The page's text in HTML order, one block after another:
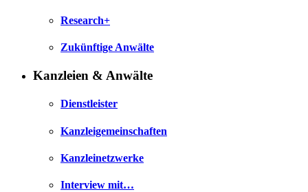
Research+
Zukünftige Anwälte
Kanzleien & Anwälte
Dienstleister
Kanzleigemeinschaften
Kanzleinetzwerke
Interview mit…